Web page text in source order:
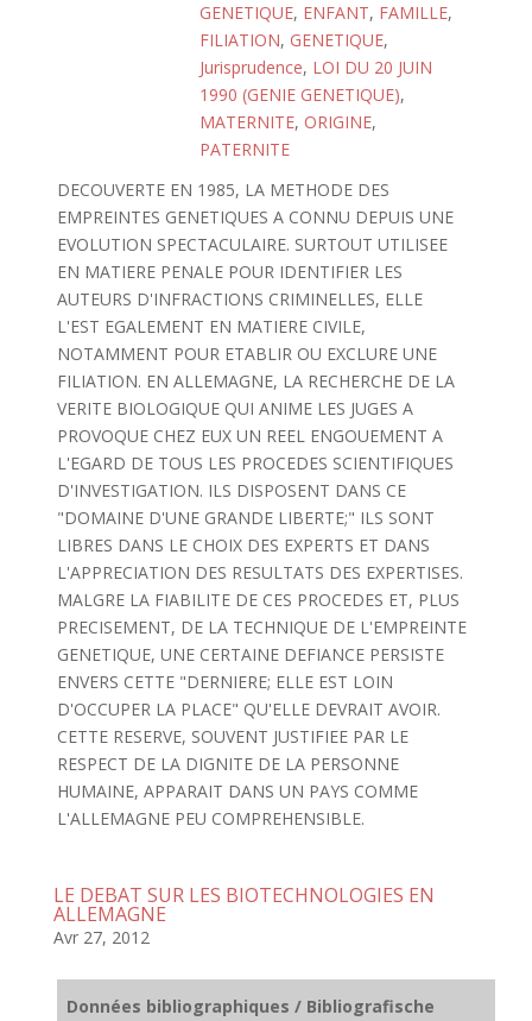
GENETIQUE, ENFANT, FAMILLE,
FILIATION, GENETIQUE,
Jurisprudence, LOI DU 20 JUIN
1990 (GENIE GENETIQUE),
MATERNITE, ORIGINE,
PATERNITE
DECOUVERTE EN 1985, LA METHODE DES
EMPREINTES GENETIQUES A CONNU DEPUIS UNE
EVOLUTION SPECTACULAIRE. SURTOUT UTILISEE
EN MATIERE PENALE POUR IDENTIFIER LES
AUTEURS D'INFRACTIONS CRIMINELLES, ELLE
L'EST EGALEMENT EN MATIERE CIVILE,
NOTAMMENT POUR ETABLIR OU EXCLURE UNE
FILIATION. EN ALLEMAGNE, LA RECHERCHE DE LA
VERITE BIOLOGIQUE QUI ANIME LES JUGES A
PROVOQUE CHEZ EUX UN REEL ENGOUEMENT A
L'EGARD DE TOUS LES PROCEDES SCIENTIFIQUES
D'INVESTIGATION. ILS DISPOSENT DANS CE
"DOMAINE D'UNE GRANDE LIBERTE;" ILS SONT
LIBRES DANS LE CHOIX DES EXPERTS ET DANS
L'APPRECIATION DES RESULTATS DES EXPERTISES.
MALGRE LA FIABILITE DE CES PROCEDES ET, PLUS
PRECISEMENT, DE LA TECHNIQUE DE L'EMPREINTE
GENETIQUE, UNE CERTAINE DEFIANCE PERSISTE
ENVERS CETTE "DERNIERE; ELLE EST LOIN
D'OCCUPER LA PLACE" QU'ELLE DEVRAIT AVOIR.
CETTE RESERVE, SOUVENT JUSTIFIEE PAR LE
RESPECT DE LA DIGNITE DE LA PERSONNE
HUMAINE, APPARAIT DANS UN PAYS COMME
L'ALLEMAGNE PEU COMPREHENSIBLE.
LE DEBAT SUR LES BIOTECHNOLOGIES EN
ALLEMAGNE
Avr 27, 2012
Données bibliographiques / Bibliografische